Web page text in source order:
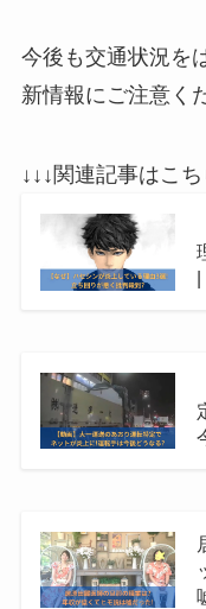
今後も交通状況を
新情報にご注意く
↓↓↓関連記事はこち